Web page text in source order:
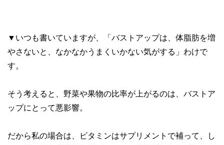
▼いつも書いていますが、「バストアップは、体脂肪を増
やさないと、なかなかうまくいかない気がする」わけで
す。
そう考えると、野菜や果物の比率が上がるのは、バストア
ップにとって悪影響。
だから私の場合は、ビタミンはサプリメントで補って、し